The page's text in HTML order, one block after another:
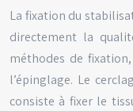
La fixation du
directement la
méthodes de
l’épinglage. Le
consiste à fixer le